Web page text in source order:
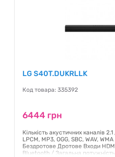
LG S40T.DUKRLLK
Код товара: 335392
6444 грн
Кількість акустичних каналів
LPCM, MP3, OGG, SBC, WAV,
Бездротове Дротове Входи
Bluetooth / Загальна